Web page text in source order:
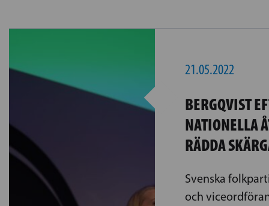
21.05.2022
BERGQVIST
NATIONELLA
RÄDDA
Svenska
och